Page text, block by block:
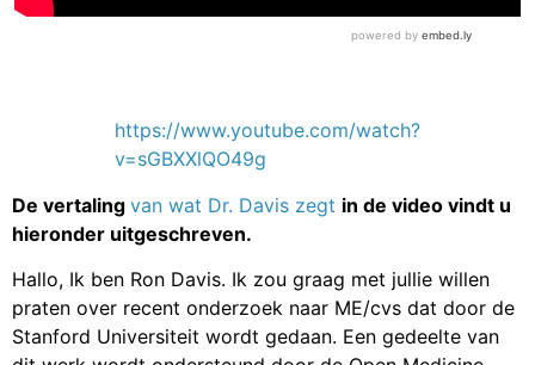
https://www.youtube.com/watch?
v=sGBXXlQO49g
De vertaling van wat Dr. Davis zegt in de video vindt u
hieronder uitgeschreven.
Hallo, Ik ben Ron Davis. Ik zou graag met jullie willen
praten over recent onderzoek naar ME/cvs dat door de
Stanford Universiteit wordt gedaan. Een gedeelte van